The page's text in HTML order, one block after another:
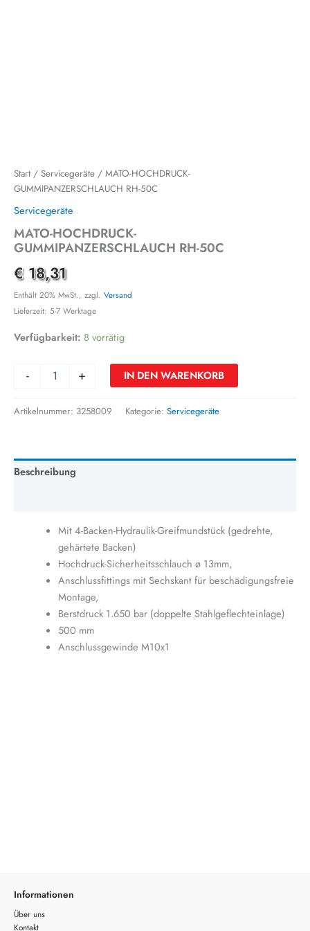
Start / Servicegeräte / MATO-HOCHDRUCK-
GUMMIPANZERSCHLAUCH RH-50C
Servicegeräte
MATO-HOCHDRUCK-
GUMMIPANZERSCHLAUCH RH-50C
€18,31
Enthält 20% MwSt., zzgl. Versand
Lieferzeit: 5-7 Werktage
Verfügbarkeit: 8 vorrätig
- + IN DEN WARENKORB
Artikelnummer: 3258009 Kategorie: Servicegeräte
Beschreibung
Mit 4-Backen-Hydraulik-Greifmundstück (gedrehte,
gehärtete Backen)
Hochdruck-Sicherheitsschlauch ø 13mm,
Anschlussfittings mit Sechskant für beschädigungsfreie
Montage,
Berstdruck 1.650 bar (doppelte Stahlgeflechteinlage)
500 mm
Anschlussgewinde M10x1
Informationen
Über uns
Kontakt